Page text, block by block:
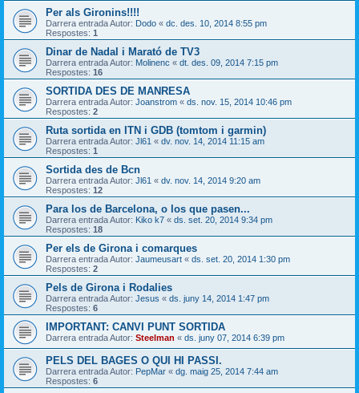
Per als Gironins!!!!
Darrera entrada Autor: Dodo « dc. des. 10, 2014 8:55 pm
Respostes: 1
Dinar de Nadal i Marató de TV3
Darrera entrada Autor: Molinenc « dt. des. 09, 2014 7:15 pm
Respostes: 16
SORTIDA DES DE MANRESA
Darrera entrada Autor: Joanstrom « ds. nov. 15, 2014 10:46 pm
Respostes: 2
Ruta sortida en ITN i GDB (tomtom i garmin)
Darrera entrada Autor: Jl61 « dv. nov. 14, 2014 11:15 am
Respostes: 1
Sortida des de Bcn
Darrera entrada Autor: Jl61 « dv. nov. 14, 2014 9:20 am
Respostes: 12
Para los de Barcelona, o los que pasen...
Darrera entrada Autor: Kiko k7 « ds. set. 20, 2014 9:34 pm
Respostes: 18
Per els de Girona i comarques
Darrera entrada Autor: Jaumeusart « ds. set. 20, 2014 1:30 pm
Respostes: 2
Pels de Girona i Rodalies
Darrera entrada Autor: Jesus « ds. juny 14, 2014 1:47 pm
Respostes: 6
IMPORTANT: CANVI PUNT SORTIDA
Darrera entrada Autor: Steelman « ds. juny 07, 2014 6:39 pm
PELS DEL BAGES O QUI HI PASSI.
Darrera entrada Autor: PepMar « dg. maig 25, 2014 7:44 am
Respostes: 6